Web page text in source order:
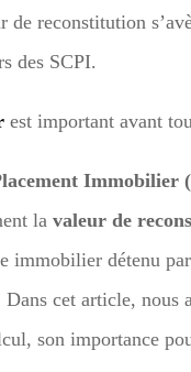
reconstitution
des SCPI.
est important avant
Immobilier
la valeur de
immobilier détenu
Dans cet article,
son importance